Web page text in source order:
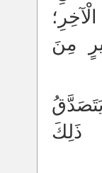
مِنَ
ذَلِكَ